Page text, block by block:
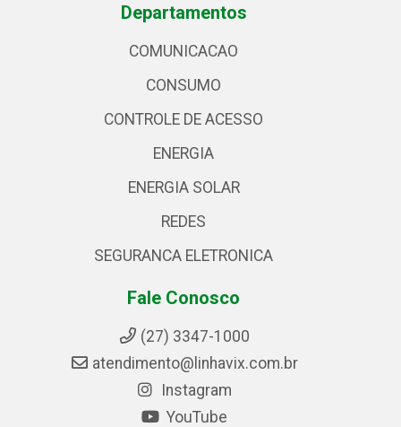
Departamentos
COMUNICACAO
CONSUMO
CONTROLE DE ACESSO
ENERGIA
ENERGIA SOLAR
REDES
SEGURANCA ELETRONICA
Fale Conosco
(27) 3347-1000
atendimento@linhavix.com.br
Instagram
YouTube